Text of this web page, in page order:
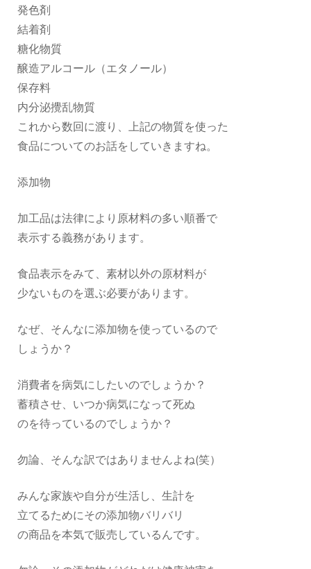
発色剤
結着剤
糖化物質
醸造アルコール（エタノール）
保存料
内分泌攪乱物質
これから数回に渡り、上記の物質を使った
食品についてのお話をしていきますね。
添加物
加工品は法律により原材料の多い順番で
表示する義務があります。
食品表示をみて、素材以外の原材料が
少ないものを選ぶ必要があります。
なぜ、そんなに添加物を使っているので
しょうか？
消費者を病気にしたいのでしょうか？
蓄積させ、いつか病気になって死ぬ
のを待っているのでしょうか？
勿論、そんな訳ではありませんよね(笑）
みんな家族や自分が生活し、生計を
立てるためにその添加物バリバリ
の商品を本気で販売しているんです。